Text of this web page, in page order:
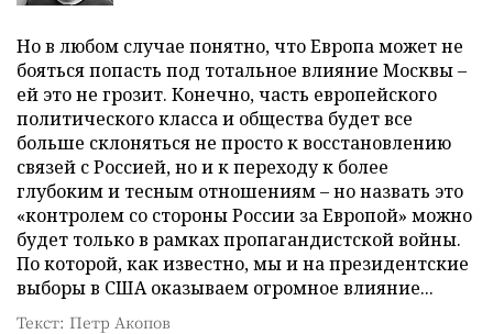
Но в любом случае понятно, что Европа может не
бояться попасть под тотальное влияние Москвы –
ей это не грозит. Конечно, часть европейского
политического класса и общества будет все
больше склоняться не просто к восстановлению
связей с Россией, но и к переходу к более
глубоким и тесным отношениям – но назвать это
«контролем со стороны России за Европой» можно
будет только в рамках пропагандистской войны.
По которой, как известно, мы и на президентские
выборы в США оказываем огромное влияние...
Текст: Петр Акопов